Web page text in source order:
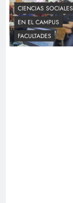
CIENCIAS SOCIALES
EN EL CAMPUS
FACULTADES